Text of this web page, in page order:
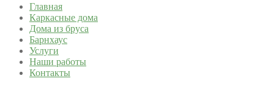
Главная
Каркасные дома
Дома из бруса
Барнхаус
Услуги
Наши работы
Контакты